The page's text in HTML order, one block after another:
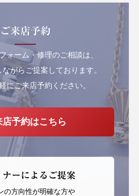
ご来店予約
ォーム・修理のご相談は、
がらご提案しております。
にご来店予約ください。
店予約はこちら
ナーによるご提案
の方向性が明確な方や